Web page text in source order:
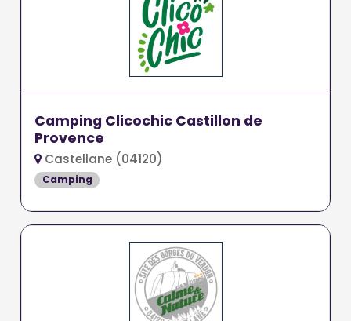
Camping Clicochic Castillon de
Provence
Castellane (04120)
Camping